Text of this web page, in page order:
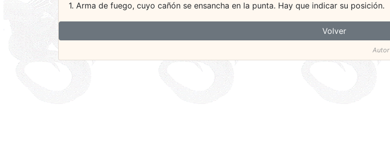
1. Arma de fuego, cuyo cañón se ensancha en la punta. Hay que indicar su posición.
Volver
Autor